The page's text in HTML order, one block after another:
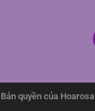
Bản quyền của Hoarosa